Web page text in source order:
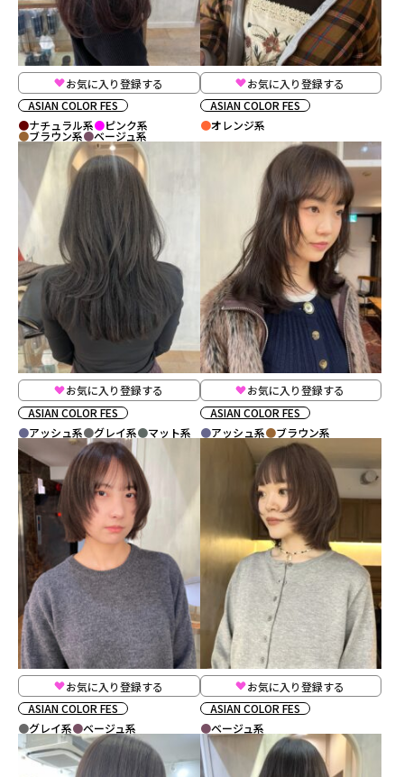
お気に入り登録する
ASIAN COLOR FES
ナチュラル系
ピンク系
ブラウン系 ベージュ系
お気に入り登録する
ASIAN COLOR FES
オレンジ系
お気に入り登録する
ASIAN COLOR FES
アッシュ系
グレイ系 マット系
お気に入り登録する
ASIAN COLOR FES
アッシュ系
ブラウン系
お気に入り登録する
ASIAN COLOR FES
グレイ系
ベージュ系
お気に入り登録する
ASIAN COLOR FES
ベージュ系